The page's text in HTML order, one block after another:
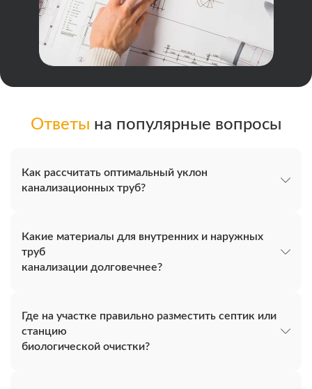
Ответы на популярные вопросы
Как рассчитать оптимальный уклон
канализационных труб?
Какие материалы для внутренних и наружных
труб
канализации долговечнее?
Где на участке правильно разместить септик или
станцию
биологической очистки?